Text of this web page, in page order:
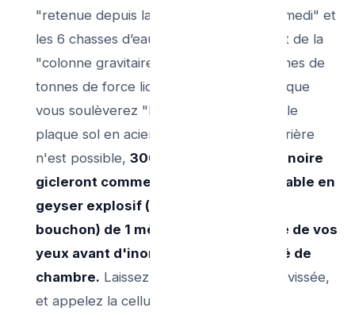
"retenue depuis la veille la lessive du samedi" et
les 6 chasses d’eau pèsent avec un effet de la
"colonne gravitaire" colossale (des dizaines de
tonnes de force liquide en charge). Dès que
vous soulèverez "les écrous du couvercle
plaque sol en acier", aucun retour en arrière
n'est possible, 300 litres d'eau fécale noire
gicleront comme un volcan incontrôlable en
geyser explosif (effet dépression du
bouchon) de 1 mètre de haut à la face de vos
yeux avant d'inonder 25 mètres carré de
chambre. Laissez l’écoutille fermement vissée,
et appelez la cellule lourde !